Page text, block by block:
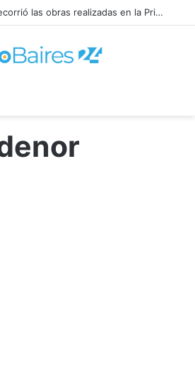
Magdalena Sierra recorrió las obras realizadas en la Primaria 36